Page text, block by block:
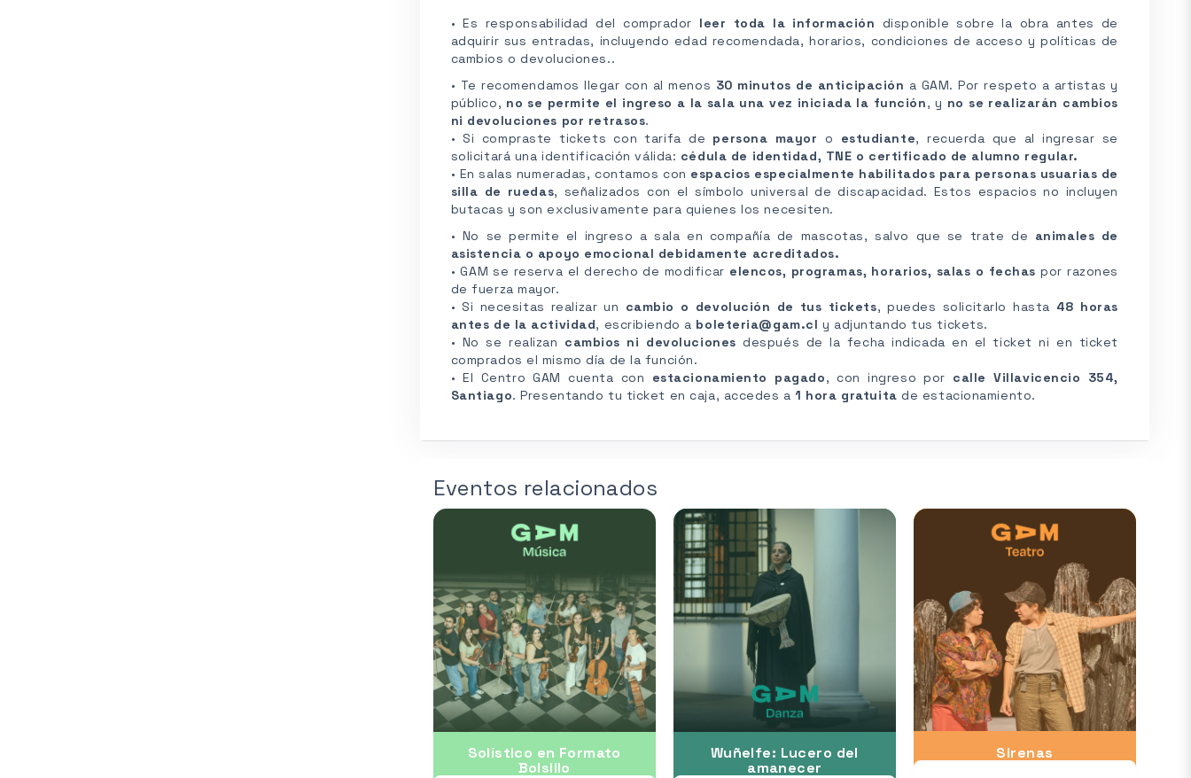
• Es responsabilidad del comprador leer toda la información disponible sobre la obra antes de
adquirir sus entradas, incluyendo edad recomendada, horarios, condiciones de acceso y políticas de
cambios o devoluciones..
• Te recomendamos llegar con al menos 30 minutos de anticipación a GAM. Por respeto a artistas y
público, no se permite el ingreso a la sala una vez iniciada la función, y no se realizarán cambios
ni devoluciones por retrasos.
• Si compraste tickets con tarifa de persona mayor o estudiante, recuerda que al ingresar se
solicitará una identificación válida: cédula de identidad, TNE o certificado de alumno regular.
• En salas numeradas, contamos con espacios especialmente habilitados para personas usuarias de
silla de ruedas, señalizados con el símbolo universal de discapacidad. Estos espacios no incluyen
butacas y son exclusivamente para quienes los necesiten.
• No se permite el ingreso a sala en compañía de mascotas, salvo que se trate de animales de
asistencia o apoyo emocional debidamente acreditados.
• GAM se reserva el derecho de modificar elencos, programas, horarios, salas o fechas por razones
de fuerza mayor.
• Si necesitas realizar un cambio o devolución de tus tickets, puedes solicitarlo hasta 48 horas
antes de la actividad, escribiendo a boleteria@gam.cl y adjuntando tus tickets.
• No se realizan cambios ni devoluciones después de la fecha indicada en el ticket ni en ticket
comprados el mismo día de la función.
• El Centro GAM cuenta con estacionamiento pagado, con ingreso por calle Villavicencio 354,
Santiago. Presentando tu ticket en caja, accedes a1 hora gratuita de estacionamiento.
Eventos relacionados
Solístico en Formato
Bolsillo
Wuñelfe: Lucero del
amanecer
Sirenas